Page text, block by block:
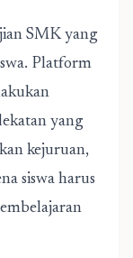
SMK yang
Platform
yang
kejuruan,
siswa harus